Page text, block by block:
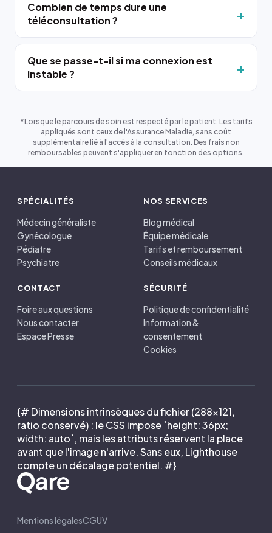
Combien de temps dure une
téléconsultation ?
Que se passe-t-il si ma connexion est
instable ?
*Lorsque le parcours de soin est respecté par le patient. Les tarifs
appliqués sont ceux de l'Assurance Maladie, sans coût
supplémentaire lié à l'accès à la consultation. Des frais non
remboursables peuvent s'appliquer en fonction des options.
SPÉCIALITÉS
Médecin généraliste
Gynécologue
Pédiatre
Psychiatre
NOS SERVICES
Blog médical
Équipe médicale
Tarifs et remboursement
Conseils médicaux
CONTACT
Foire aux questions
Nous contacter
Espace Presse
SÉCURITÉ
Politique de confidentialité
Information &
consentement
Cookies
{# Dimensions intrinsèques du fichier (288×121,
ratio conservé) : le CSS impose `height: 36px;
width: auto`, mais les attributs réservent la place
avant que l'image n'arrive. Sans eux, Lighthouse
compte un décalage potentiel. #}
Mentions légalesCGUV